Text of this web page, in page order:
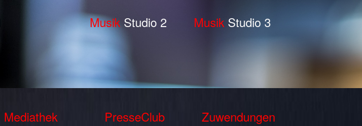
Musik Studio 2 MusikStudio 3
Mediathek PresseClub Zuwendungen